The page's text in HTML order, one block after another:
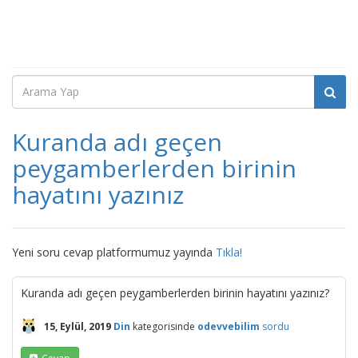
Kuranda adı geçen
peygamberlerden birinin
hayatını yazınız
Yeni soru cevap platformumuz yayında Tıkla!
Kuranda adı geçen peygamberlerden birinin hayatını yazınız?
15, Eylül, 2019 Din kategorisinde odevvebilim sordu